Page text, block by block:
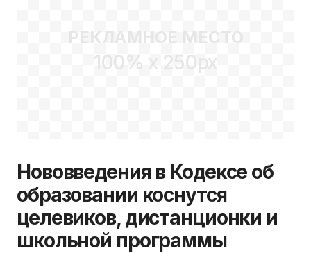
РЕКЛАМНОЕ МЕСТО
100% x 250px
Нововведения в Кодексе об
образовании коснутся
целевиков, дистанционки и
школьной программы